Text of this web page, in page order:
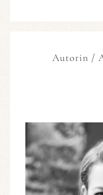
Autorin /